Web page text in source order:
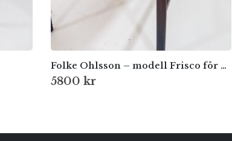
Folke Ohlsson – modell Frisco för Bra Bohag / Tingströms
5800 kr